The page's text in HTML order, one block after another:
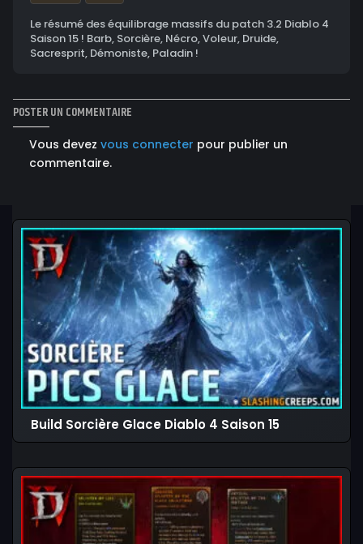
Le résumé des équilibrage massifs du patch 3.2 Diablo 4
Saison 15 ! Barb, Sorcière, Nécro, Voleur, Druide,
Sacresprit, Démoniste, Paladin !
POSTER UN COMMENTAIRE
Vous devez vous connecter pour publier un
commentaire.
Build Sorcière Glace Diablo 4 Saison 15